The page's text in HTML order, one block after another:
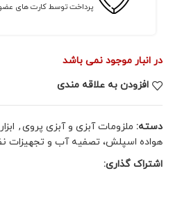
پرداخت توسط کارت های
در انبار موجود نمی باشد
افزودن به علاقه مندی
دسته: ملزومات آبزی و آبزی پروی,
هواده اسپلش، تصفیه آب و تجهیزات
اشتراک گذاری: